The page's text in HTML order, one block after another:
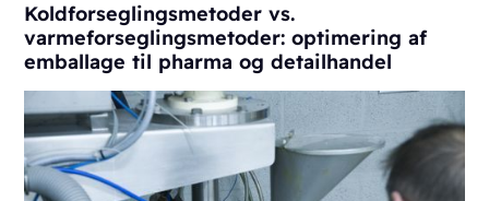
Koldforseglingsmetoder vs.
varmeforseglingsmetoder: optimering af
emballage til pharma og detailhandel